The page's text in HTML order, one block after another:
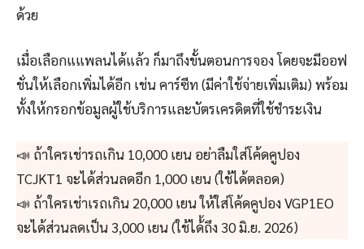
ด้วย
เมื่อเลือกแแพลนได้แล้ว ก็มาถึงขั้นตอนการจอง โดยจะมีออฟ
ชั่นให้เลือกเพิ่มได้อีก เช่น คาร์ซีท (มีค่าใช้จ่ายเพิ่มเติม) พร้อม
ทั้งให้กรอกข้อมูลผู้ใช้บริการและบัตรเครดิตที่ใช้ชำระเงิน
📣 ถ้าใครเช่ารถเกิน 10,000 เยน อย่าลืมใส่โค้ดคูปอง
TCJKT1 จะได้ส่วนลดอีก 1,000 เยน (ใช้ได้ตลอด)
📣 ถ้าใครเช่าเรถเกิน 20,000 เยน ให้ใส่โค้ดคูปอง VGP1EO
จะได้ส่วนลดเป็น 3,000 เยน (ใช้ได้้ถึง 30 มิ.ย. 2026)